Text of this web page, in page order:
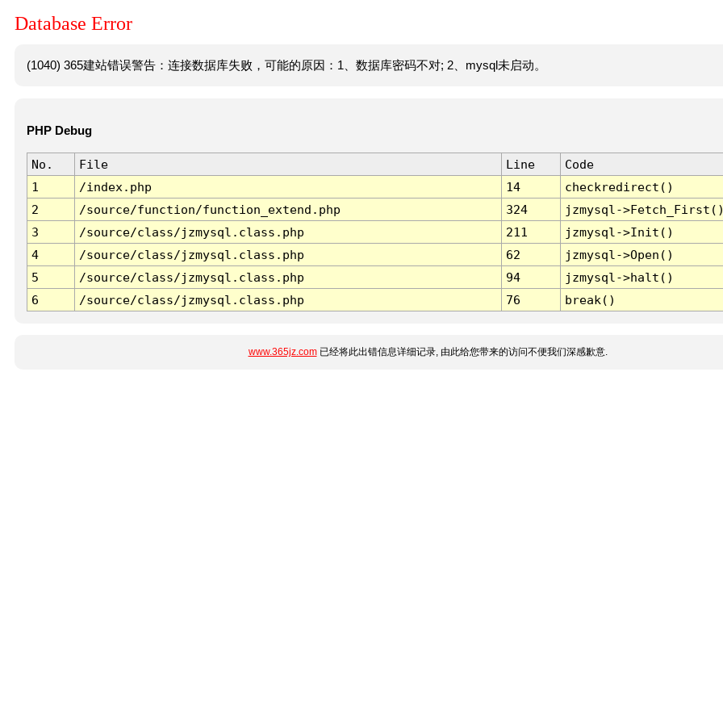
Database Error
(1040) 365建站错误警告：连接数据库失败，可能的原因：1、数据库密码不对; 2、mysql未启动。
PHP Debug
No. File Line
Code
1
/index.php 14
checkredirect()
2
/source/function/function_extend.php 324
jzmysql-
3
/source/class/jzmysql.class.php 211
jzmysql->Init()
4
/source/class/jzmysql.class.php 62
jzmysql->Open()
5
/source/class/jzmysql.class.php 94
jzmysql->halt()
6
/source/class/jzmysql.class.php 76 break()
www.365jz.com已经将此出错信息详细记录, 由此给您带来的访问不便我们深感歉意.